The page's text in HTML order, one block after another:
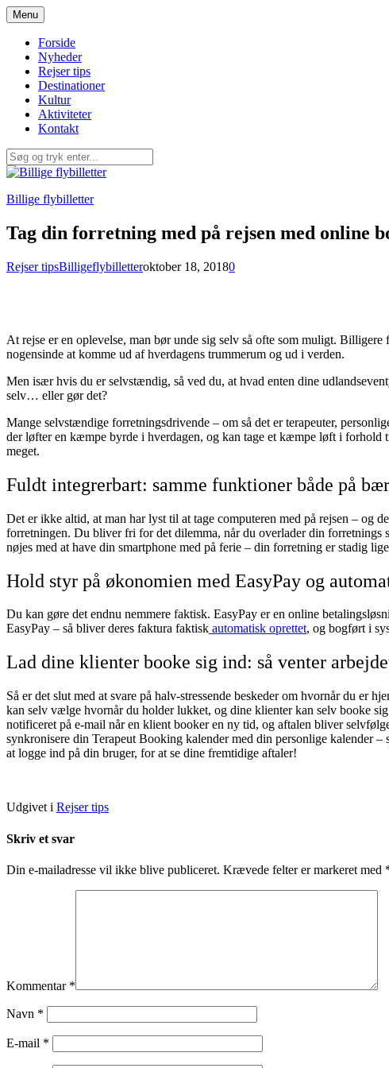
Spring
til
indhold
Menu
Forside
Nyheder
Rejser tips
Destinationer
Kultur
Aktiviteter
Kontakt
Billige flybilletter
Tag din forretning med på rejsen med online
Rejser tipsBilligeflybilletteroktober 18, 20180
At rejse er en oplevelse, man bør unde sig selv så ofte som muligt.
nogensinde at komme ud af hverdagens trummerum og ud i verden.
Men især hvis du er selvstændig, så ved du, at hvad enten dine
selv… eller gør det?
Mange selvstændige forretningsdrivende – om så det er terapeuter,
der løfter en kæmpe byrde i hverdagen, og kan tage et kæmpe løft i
meget.
Fuldt integrerbart: samme funktioner både på
Det er ikke altid, at man har lyst til at tage computeren med på rejsen – og
forretningen. Du bliver fri for det dilemma, når du overlader din forretnings
nøjes med at have din smartphone med på ferie – din forretning er stadig
Hold styr på økonomien med EasyPay og
Du kan gøre det endnu nemmere faktisk. EasyPay er en online
EasyPay – så bliver deres faktura faktisk automatisk oprettet, og bogført i
Lad dine klienter booke sig ind: så venter
Så er det slut med at svare på halv-stressende beskeder om hvornår du er
kan selv vælge hvornår du holder lukket, og dine klienter kan selv booke
notificeret på e-mail når en klient booker en ny tid, og aftalen bliver
synkronisere din Terapeut Booking kalender med din personlige kalender
at logge ind på din bruger, for at se dine fremtidige aftaler!
Udgivet i Rejser tips
Skriv et svar
Din e-mailadresse vil ikke blive publiceret. Krævede felter er markeret med
Kommentar *
Navn *
E-mail *